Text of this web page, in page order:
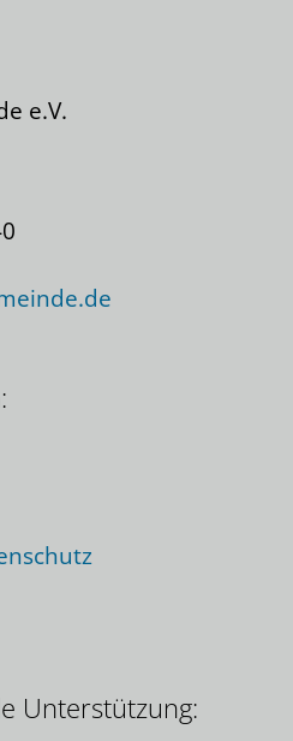
e.V.
Unterstützung: